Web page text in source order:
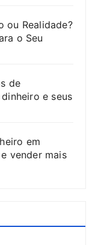
ou Realidade?
o Seu
de
e seus
em
vender mais